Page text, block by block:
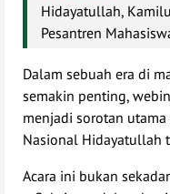
Hidayatullah,
Pesantren
Dalam sebuah era di
semakin penting,
menjadi sorotan
Nasional Hidayatullah
Acara ini bukan